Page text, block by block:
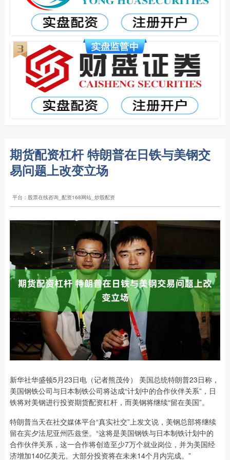
期货配资杠杆 特朗普在日铁与美钢交
易问题上改变立场
平台：股票在线咨询_配资168网站_炒股配资
新华社华盛顿5月23日电（记者熊茂伶） 美国总统特朗普23日称，
美国钢铁公司与日本制铁公司将达成“计划中的合作伙伴关系”，日
铁将对美钢进行投资期货配资杠杆，而美钢将继续“留在美国”。
特朗普当天在社交媒体平台“真实社交”上发文说，美钢总部将继续
留在宾夕法尼亚州匹兹堡。“这将是美国钢铁与日本制铁计划中的
合作伙伴关系，这一合作将创造至少7万个就业岗位，并为美国经
济增加140亿美元。大部分投资将在未来14个月内完成。”